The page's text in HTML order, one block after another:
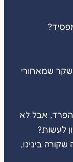
שמאחורי
אבל לא
לעשות?
בינינו,